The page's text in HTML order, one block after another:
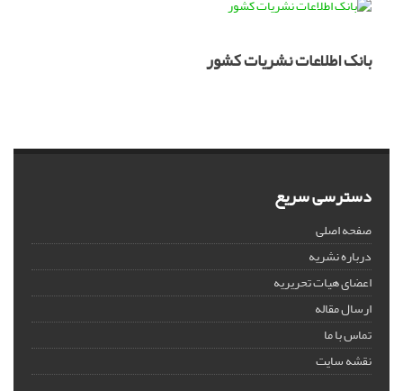
بانک اطلاعات نشریات کشور
دسترسی سریع
صفحه اصلی
درباره نشریه
اعضای هیات تحریریه
ارسال مقاله
تماس با ما
نقشه سایت